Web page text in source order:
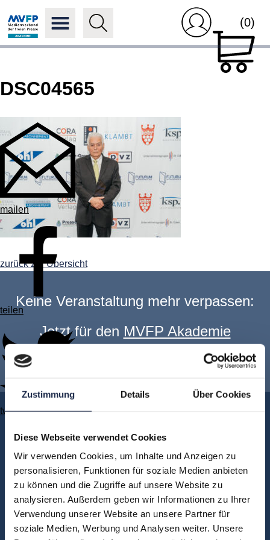
Zustimmung Details Über Cookies
Diese Webseite verwendet Cookies
Wir verwenden Cookies, um Inhalte und Anzeigen zu
personalisieren, Funktionen für soziale Medien anbieten
zu können und die Zugriffe auf unsere Website zu
analysieren. Außerdem geben wir Informationen zu Ihrer
Verwendung unserer Website an unsere Partner für
soziale Medien, Werbung und Analysen weiter. Unsere
(0)
DSC04565
mailen
teilen
twittern
zurück zur Übersicht
Keine Veranstaltung mehr verpassen:
Jetzt für den MVFP Akademie
!
Akademie
Über uns
FAQ
Unsere Experten
Teilnehmerstimmen
Kontakt